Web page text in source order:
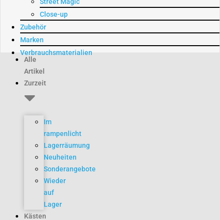
Street Magic
Close-up
Zubehör
Marken
Verbrauchsmaterialien
Alle
Artikel
Zurzeit
Im
rampenlicht
Lagerräumung
Neuheiten
Sonderangebote
Wieder
auf
Lager
Kästen